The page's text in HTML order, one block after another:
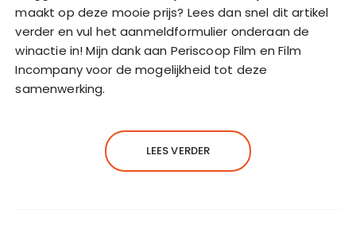
maakt op deze mooie prijs? Lees dan snel dit artikel
verder en vul het aanmeldformulier onderaan de
winactie in! Mijn dank aan Periscoop Film en Film
Incompany voor de mogelijkheid tot deze
samenwerking.
LEES VERDER